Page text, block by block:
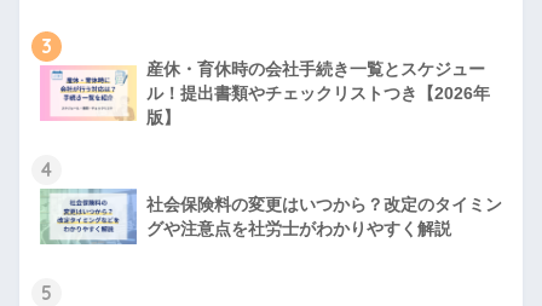
3
産休・育休時の会社手続き一覧とスケジュー
ル！提出書類やチェックリストつき【2026年
版】
4
社会保険料の変更はいつから？改定のタイミン
グや注意点を社労士がわかりやすく解説
5